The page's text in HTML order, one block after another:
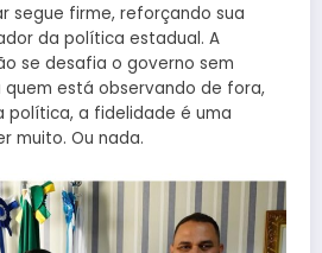
segue firme, reforçando sua
da política estadual. A
se desafia o governo sem
quem está observando de fora,
política, a fidelidade é uma
muito. Ou nada.